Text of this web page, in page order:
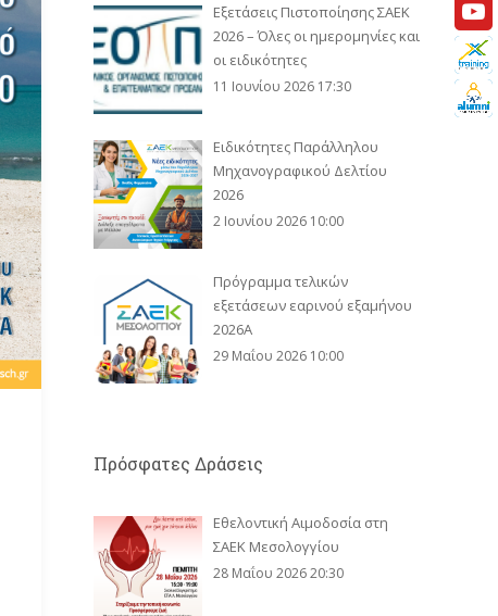
Εξετάσεις Πιστοποίησης ΣΑΕΚ
2026 – Όλες οι ημερομηνίες και
οι ειδικότητες
11 Ιουνίου 2026 17:30
Ειδικότητες Παράλληλου
Μηχανογραφικού Δελτίου
2026
2 Ιουνίου 2026 10:00
Πρόγραμμα τελικών
εξετάσεων εαρινού εξαμήνου
2026Α
29 Μαΐου 2026 10:00
Πρόσφατες Δράσεις
Εθελοντική Αιμοδοσία στη
ΣΑΕΚ Μεσολογγίου
28 Μαΐου 2026 20:30